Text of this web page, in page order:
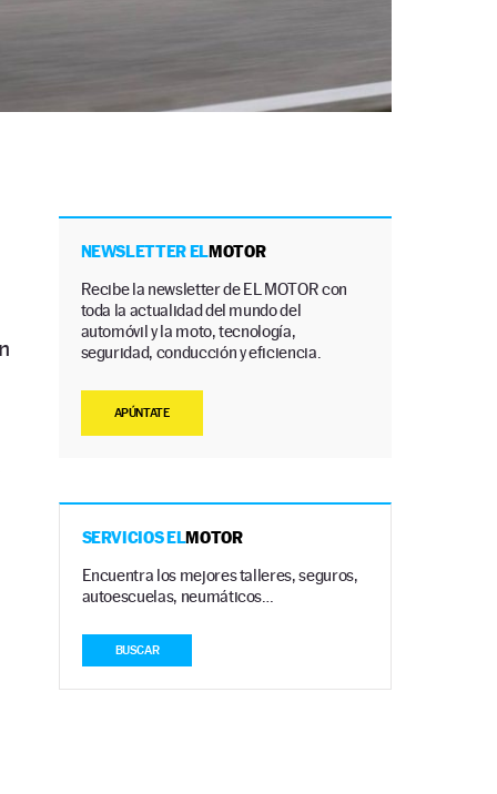
NEWSLETTER ELMOTOR
Recibe la newsletter de EL MOTOR con
toda la actualidad del mundo del
automóvil y la moto, tecnología,
seguridad, conducción y eficiencia.
APÚNTATE
SERVICIOS ELMOTOR
Encuentra los mejores talleres, seguros,
autoescuelas, neumáticos…
BUSCAR